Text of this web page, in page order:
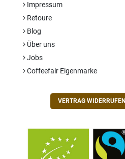
Impressum
Retoure
Blog
Über uns
Jobs
Coffeefair Eigenmarke
VERTRAG WIDERRUFEN